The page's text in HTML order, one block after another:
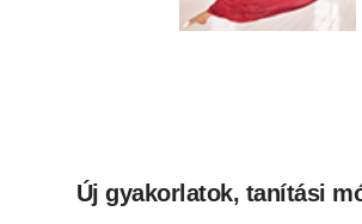
Új gyakorlatok, tanítási